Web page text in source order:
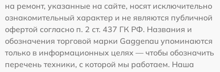
на ремонт, указанные на сайте, носят исключительно
ознакомительный характер и не являются публичной
офертой согласно п. 2 ст. 437 ГК РФ. Названия и
обозначения торговой марки Gaggenau упоминаются
только в информационных целях — чтобы обозначить
перечень техники, с которой мы работаем. Наша